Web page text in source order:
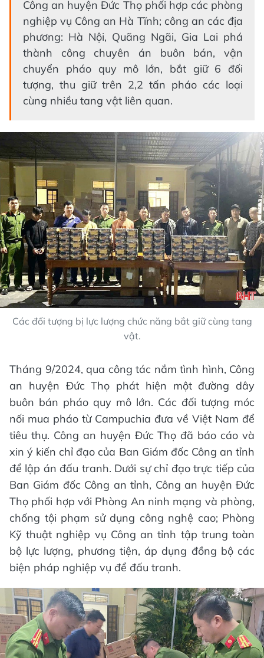
Công an huyện Đức Thọ phối hợp các phòng
nghiệp vụ Công an Hà Tĩnh; công an các địa
phương: Hà Nội, Quãng Ngãi, Gia Lai phá
thành công chuyên án buôn bán, vận
chuyển pháo quy mô lớn, bắt giữ 6 đối
tượng, thu giữ trên 2,2 tấn pháo các loại
cùng nhiều tang vật liên quan.
Các đối tượng bị lực lượng chức năng bắt giữ cùng tang
vật.
Tháng 9/2024, qua công tác nắm tình hình, Công
an huyện Đức Thọ phát hiện một đường dây
buôn bán pháo quy mô lớn. Các đối tượng móc
nối mua pháo từ Campuchia đưa về Việt Nam để
tiêu thụ. Công an huyện Đức Thọ đã báo cáo và
xin ý kiến chỉ đạo của Ban Giám đốc Công an tỉnh
để lập án đấu tranh. Dưới sự chỉ đạo trực tiếp của
Ban Giám đốc Công an tỉnh, Công an huyện Đức
Thọ phối hợp với Phòng An ninh mạng và phòng,
chống tội phạm sử dụng công nghệ cao; Phòng
Kỹ thuật nghiệp vụ Công an tỉnh tập trung toàn
bộ lực lượng, phương tiện, áp dụng đồng bộ các
biện pháp nghiệp vụ để đấu tranh.